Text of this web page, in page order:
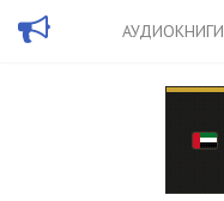
АУДИОКНИГИ